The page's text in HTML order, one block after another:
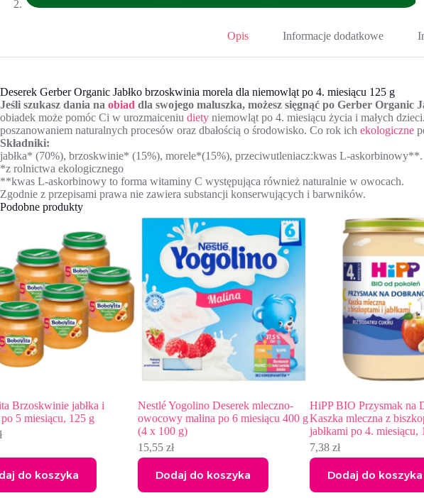
Opis Informacje dodatkowe
Deserek Gerber Organic Jabłko brzoskwinia morela dla niemowląt po 4. miesiącu 125 g
Jeśli szukasz dania na obiad dla swojego maluszka, możesz sięgnąć po Gerber Organic
obiadek może pomóc Ci w urozmaiceniu diety niemowląt po 4. miesiącu życia i małych
poszanowaniem naturalnych procesów oraz dbałością o środowisko. Co rok ich ekologiczne
Składniki:
jabłka* (70%), brzoskwinie* (15%), morele*(15%), przeciwutleniacz:kwas L-askorbinowy**.
*z rolnictwa ekologicznego
**kwas L-askorbinowy to forma witaminy C występująca również naturalnie w owocach.
Zgodnie z przepisami prawa nie zawiera substancji konserwujących i barwników.
Podobne produkty
Nestlé Yogolino Deserek mleczno-
owocowy malina po 6 miesiącu 400 g
(4 x 100 g)
Dodaj do koszyka
HiPP BIO Przysmak na Dobranoc
Kaszka mleczna z biszkoptami i
jabłkami po 4. miesiącu, 190g
7,38
Dodaj do koszyka
Gerber deserek
niemowląt po 4.
5,18zł
Dodaj do